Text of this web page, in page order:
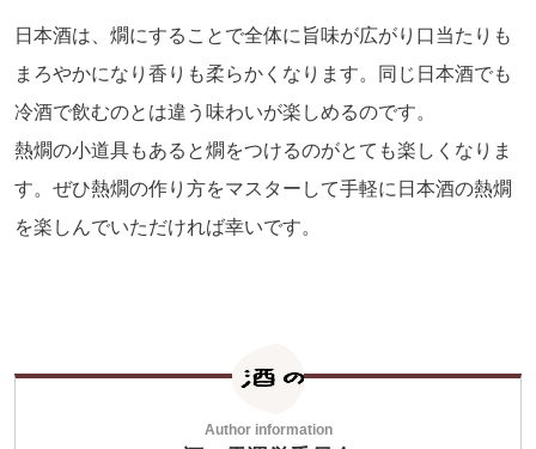
日本酒は、燗にすることで全体に旨味が広がり口当たりも
まろやかになり香りも柔らかくなります。同じ日本酒でも
冷酒で飲むのとは違う味わいが楽しめるのです。
熱燗の小道具もあると燗をつけるのがとても楽しくなりま
す。ぜひ熱燗の作り方をマスターして手軽に日本酒の熱燗
を楽しんでいただければ幸いです。